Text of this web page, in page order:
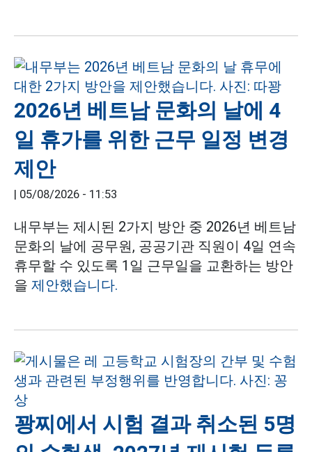
2026년 베트남 문화의 날에 4
일 휴가를 위한 근무 일정 변경
제안
| 05/08/2026 - 11:53
내무부는 제시된 2가지 방안 중 2026년 베트남
문화의 날에 공무원, 공공기관 직원이 4일 연속
휴무할 수 있도록 1일 근무일을 교환하는 방안
을 제안했습니다.
꽝찌에서 시험 결과 취소된 5명